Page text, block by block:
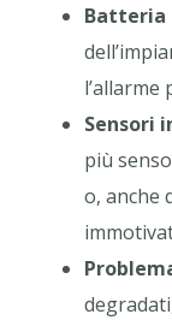
Batteria
l’allarme
Sensori
più
o, anche